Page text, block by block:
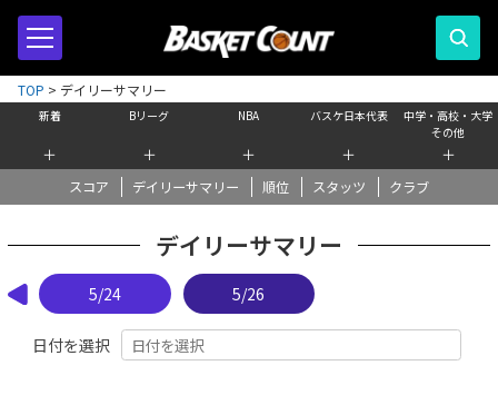
新着
＋
Bリーグ
＋
NBA
＋
バスケ日本代表
＋
中学・高校・大学
その他
＋
スコア デイリーサマリー 順位 スタッツ クラブ
TOP > デイリーサマリー
デイリーサマリー
5/24 5/26
日付を選択